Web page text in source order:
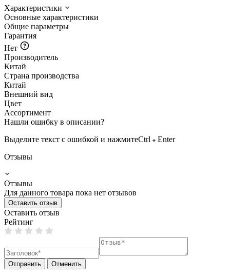
Характеристики
Основные характеристики
Общие параметры
Гарантия
Нет
Производитель
Китай
Страна производства
Китай
Внешний вид
Цвет
Ассортимент
Нашли ошибку в описании?
Выделите текст с ошибкой и нажмитеCtrl
Enter
Отзывы
Отзывы
Для данного товара пока нет отзывов
Оставить отзыв
Оставить отзыв
Рейтинг
Отправить Отменить